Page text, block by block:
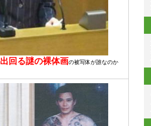
出回る謎の裸体画の被写体が誰なのか